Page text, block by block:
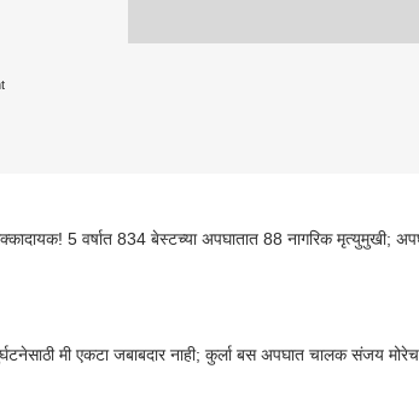
5 वर्षात 834 बेस्टच्या अपघातात 88 नागरिक मृत्युमुखी;
मी एकटा जबाबदार नाही; कुर्ला बस अपघात चालक संजय